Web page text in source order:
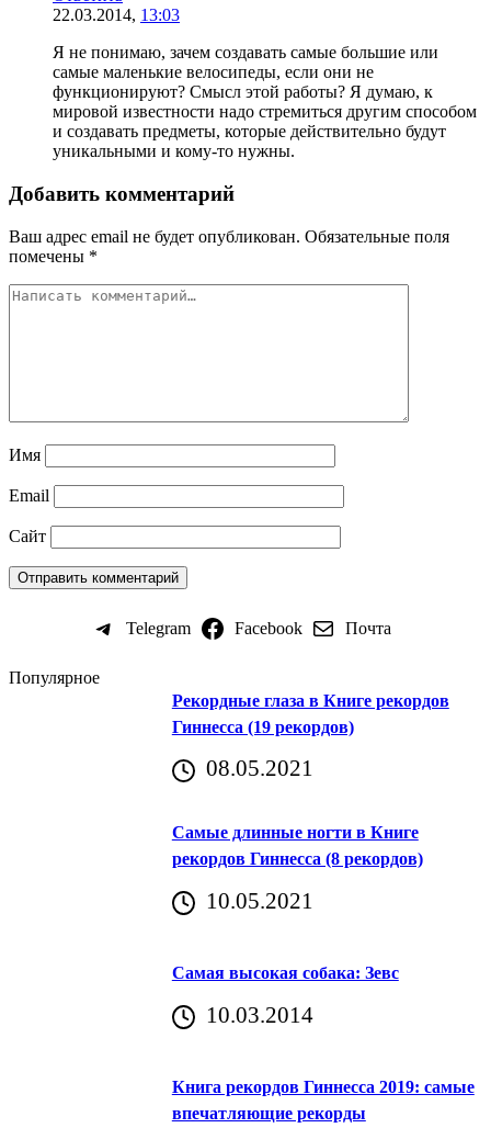
22.03.2014, 13:03
Я не понимаю, зачем создавать самые большие или
самые маленькие велосипеды, если они не
функционируют? Смысл этой работы? Я думаю, к
мировой известности надо стремиться другим способом
и создавать предметы, которые действительно будут
уникальными и кому-то нужны.
Добавить комментарий
Ваш адрес email не будет опубликован. Обязательные поля
помечены *
Имя
Email
Сайт
Telegram Facebook Почта
Популярное
Рекордные глаза в Книге рекордов
Гиннесса (19 рекордов)
08.05.2021
Самые длинные ногти в Книге
рекордов Гиннесса (8 рекордов)
10.05.2021
Самая высокая собака: Зевс
10.03.2014
Книга рекордов Гиннесса 2019: самые
впечатляющие рекорды